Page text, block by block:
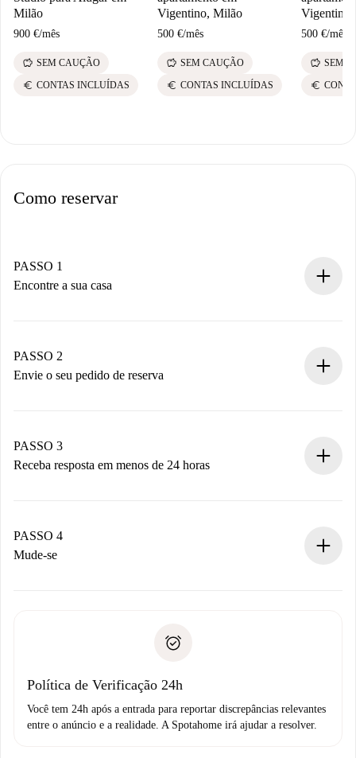
Milão
900 €/mês
savings SEM CAUÇÃO
euro CONTAS INCLUÍDAS
Vigentino, Milão
500 €/mês
savings SEM CAUÇÃO
euro CONTAS INCLUÍDAS
500 €/mês
savings SEM
euro
Como reservar
PASSO 1
Encontre a sua casa
Você tem todas as informações necessárias
antecipadamente.
PASSO 2
Envie o seu pedido de reserva
Não cobramos nada até que o proprietário confirme.
PASSO 3
Receba resposta em menos de 24 horas
proprietário.
Se recusada: não cobraremos nada e ofereceremos
Débito direto bancário
PASSO 4
Mude-se
não comunicar nenhum problema.
Política de Verificação 24h
Você tem 24h após a entrada para reportar discrepâncias relevantes
entre o anúncio e a realidade. A Spotahome irá ajudar a resolver.